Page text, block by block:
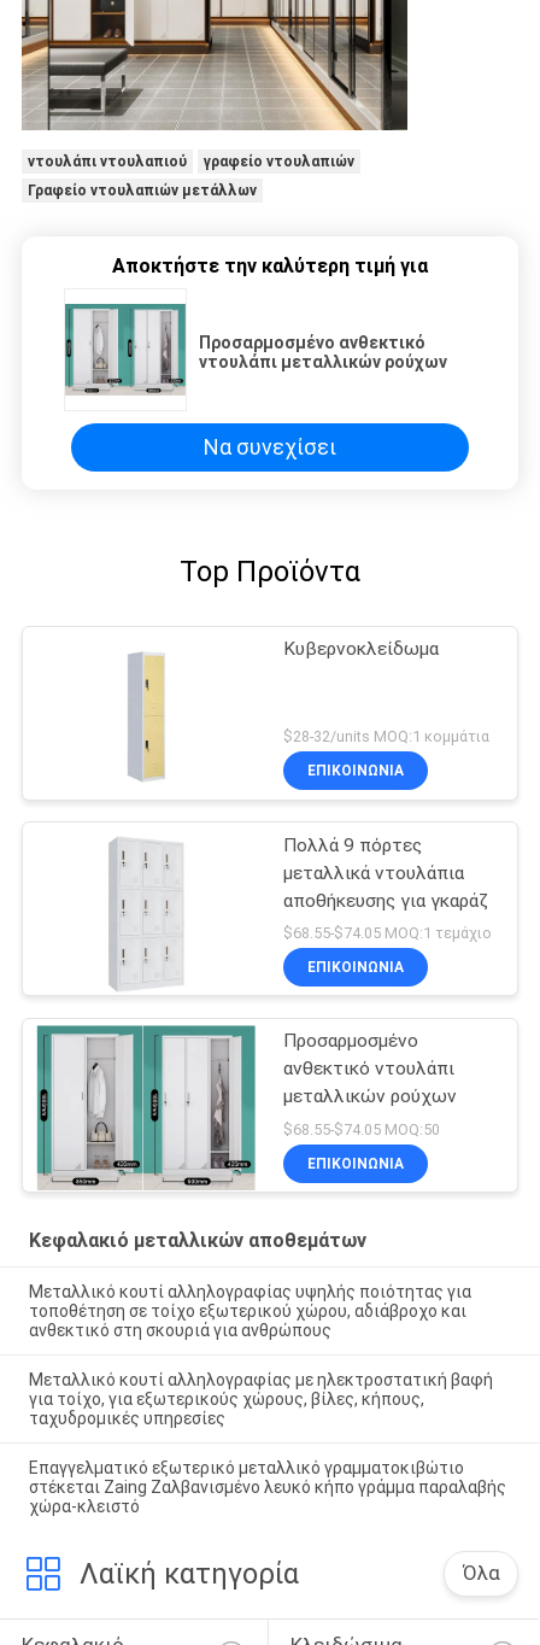
ντουλάπι ντουλαπιού
γραφείο ντουλαπιών
Γραφείο ντουλαπιών μετάλλων
Αποκτήστε την καλύτερη τιμή για
Προσαρμοσμένο ανθεκτικό
ντουλάπι μεταλλικών ρούχων
Να συνεχίσει
Top Προϊόντα
Κυβερνοκλείδωμα
$28-32/units MOQ:1 κομμάτια
ΕΠΙΚΟΙΝΩΝΊΑ
Πολλά 9 πόρτες
μεταλλικά ντουλάπια
αποθήκευσης για γκαράζ
$68.55-$74.05 MOQ:1 τεμάχιο
ΕΠΙΚΟΙΝΩΝΊΑ
Προσαρμοσμένο
ανθεκτικό ντουλάπι
μεταλλικών ρούχων
$68.55-$74.05 MOQ:50
ΕΠΙΚΟΙΝΩΝΊΑ
Κεφαλακιό μεταλλικών αποθεμάτων
Μεταλλικό κουτί αλληλογραφίας υψηλής ποιότητας για
τοποθέτηση σε τοίχο εξωτερικού χώρου, αδιάβροχο και
ανθεκτικό στη σκουριά για ανθρώπους
Μεταλλικό κουτί αλληλογραφίας με ηλεκτροστατική βαφή
για τοίχο, για εξωτερικούς χώρους, βίλες, κήπους,
ταχυδρομικές υπηρεσίες
Επαγγελματικό εξωτερικό μεταλλικό γραμματοκιβώτιο
στέκεται Zaing Ζαλβανισμένο λευκό κήπο γράμμα παραλαβής
χώρα-κλειστό
Λαϊκή κατηγορία Όλα